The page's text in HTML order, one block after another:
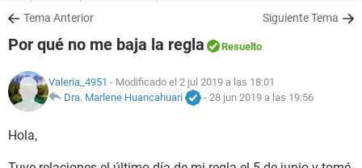
SALUD
FAMILIA
NUTRICIÓN
BIENESTAR
Tema Anterior Siguiente Tema
Por qué no me baja la regla Resuelto
Valeria_4951 - Modificado el 2 jul 2019 a las 18:01
Dra. Marlene Huancahuari
- 28 jun 2019 a las 19:56
Hola,